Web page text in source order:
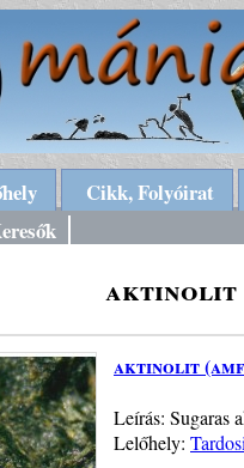
Cikk, Folyóirat
aktinolit
aktinolit
Leírás: Sugaras
Lelőhely: